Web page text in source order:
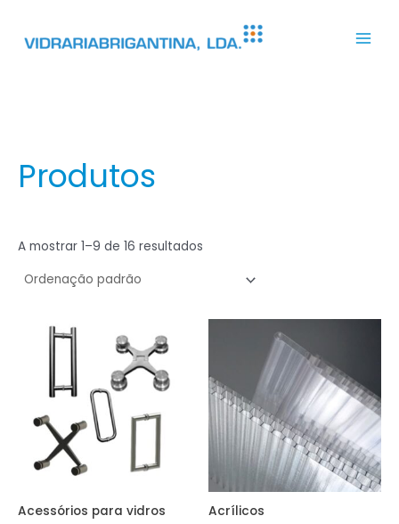
contentProdutos
A mostrar 1–9 de 16 resultados
Acessórios para vidros Acrílicos